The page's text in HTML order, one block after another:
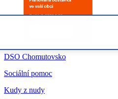
DSO Chomutovsko
Sociální pomoc
Kudy z nudy